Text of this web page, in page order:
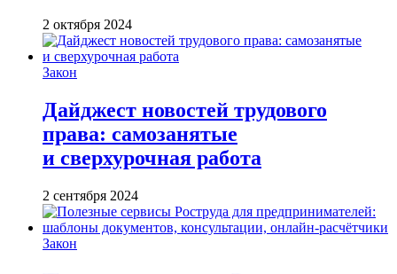
2 октября 2024
Закон
Дайджест новостей трудового
права: самозанятые
и сверхурочная работа
2 сентября 2024
Закон